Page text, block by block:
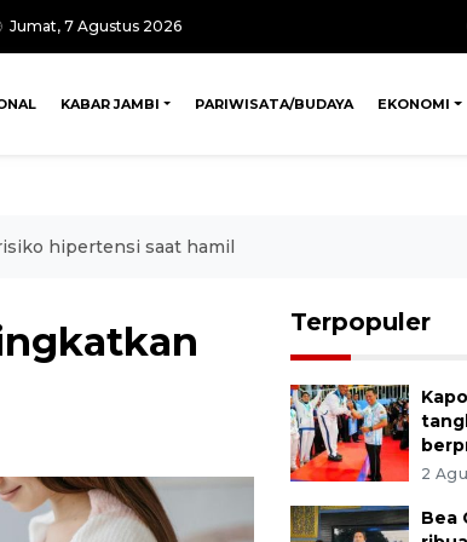
Jumat, 7 Agustus 2026
KABAR JAMBI PARIWISATA/BUDAYA EKONOMI
hipertensi saat hamil
Terpopuler
2
Bea